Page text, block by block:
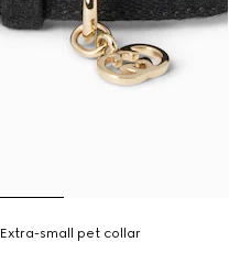
Extra-small pet collar